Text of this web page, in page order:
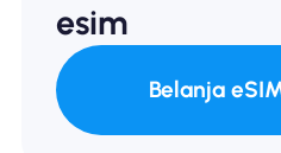
esim
Belanja